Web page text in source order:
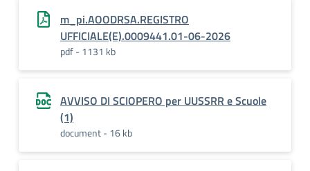
m_pi.AOODRSA.REGISTRO
UFFICIALE(E).0009441.01-06-2026
pdf - 1131 kb
AVVISO DI SCIOPERO per UUSSRR e Scuole
(1)
document - 16 kb